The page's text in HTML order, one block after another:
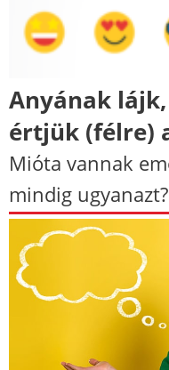
Anyának
értjük (félre)
Mióta vannak
mindig